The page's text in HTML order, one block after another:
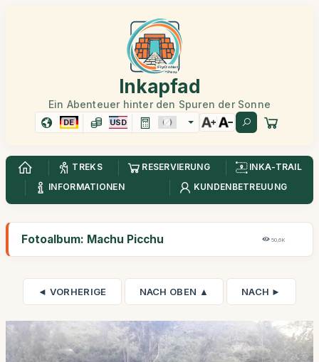
Inkapfad
Ein Abenteuer hinter den Spuren der Sonne
DE USD
TREKS RESERVIERUNG
INKA-TRAIL
INFORMATIONEN
KUNDENBETREUUNG
Fotoalbum: Machu Picchu 50,6K
◄ VORHERIGE NACH OBEN ▲ NACH ►